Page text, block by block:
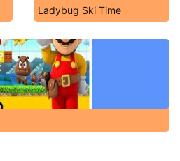
Ladybug Ski Time